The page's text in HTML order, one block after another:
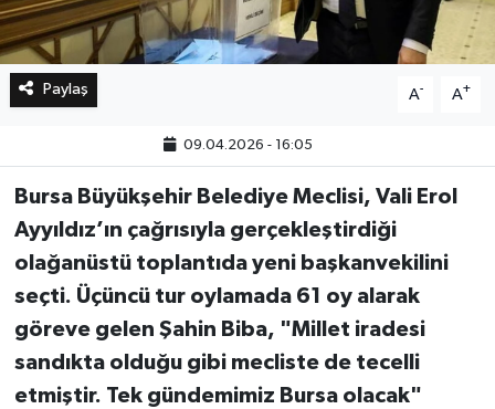
Paylaş A- A+
09.04.2026 - 16:05
Bursa Büyükşehir Belediye Meclisi, Vali Erol
Ayyıldız’ın çağrısıyla gerçekleştirdiği
olağanüstü toplantıda yeni başkanvekilini
seçti. Üçüncü tur oylamada 61 oy alarak
göreve gelen Şahin Biba, "Millet iradesi
sandıkta olduğu gibi mecliste de tecelli
etmiştir. Tek gündemimiz Bursa olacak"